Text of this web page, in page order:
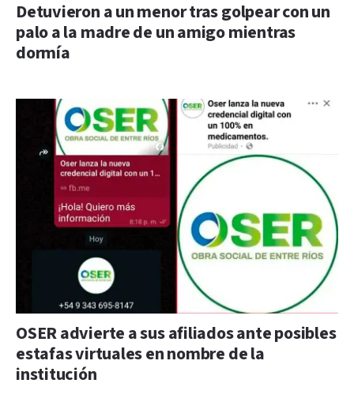
Detuvieron a un menor tras golpear con un
palo a la madre de un amigo mientras
dormía
OSER advierte a sus afiliados ante posibles
estafas virtuales en nombre de la
institución